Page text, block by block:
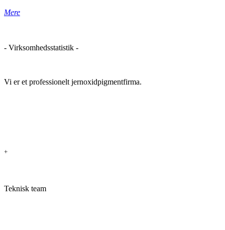
Mere
- Virksomhedsstatistik -
Vi er et professionelt jernoxidpigmentfirma.
+
Teknisk team